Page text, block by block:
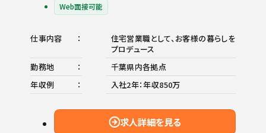
Web面接可能
仕事内容
住宅営業職として、お客様の暮らしを
プロデュース
勤務地
千葉県内各拠点
年収例
入社2年：年収850万
求人詳細を見る